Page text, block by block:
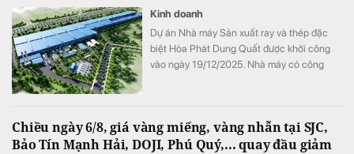
Kinh doanh
Dự án Nhà máy Sản xuất ray và thép đặc
biệt Hòa Phát Dung Quất được khởi công
vào ngày 19/12/2025. Nhà máy có công
phía Đông Khu Kinh tế Dung Quất.
Chiều ngày 6/8, giá vàng miếng, vàng nhẫn tại SJC,
Bảo Tín Mạnh Hải, DOJI, Phú Quý,... quay đầu giảm